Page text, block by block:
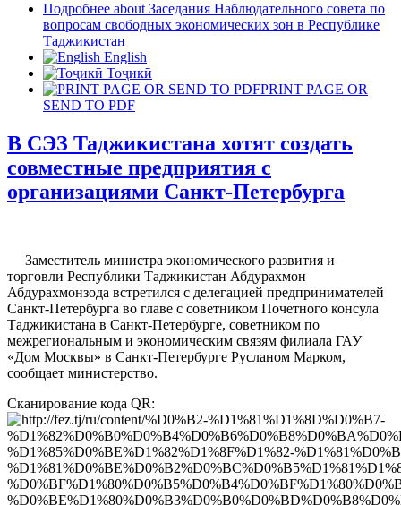
Подробнее about Заседания Наблюдательного совета по
вопросам свободных экономических зон в Республике
Таджикистан
English
Тоҷикӣ
PRINT PAGE OR
SEND TO PDF
В СЭЗ Таджикистана хотят создать
совместные предприятия с
организациями Санкт-Петербурга
Заместитель министра экономического развития и
торговли Республики Таджикистан Абдурахмон
Абдурахмонзода встретился с делегацией предпринимателей
Санкт-Петербурга во главе с советником Почетного консула
Таджикистана в Санкт-Петербурге, советником по
межрегиональным и экономическим связям филиала ГАУ
«Дом Москвы» в Санкт-Петербурге Русланом Марком,
сообщает министерство.
Сканирование кода QR: